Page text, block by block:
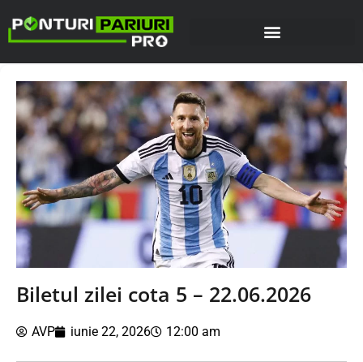
Biletul zilei cota 5 – 22.06.2026
AVP iunie 22, 2026 12:00 am